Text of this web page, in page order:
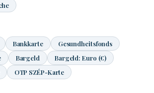
Bankkarte
Gesundheitsfonds
Bargeld
Bargeld: Euro (€)
OTP SZÉP-Karte